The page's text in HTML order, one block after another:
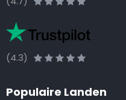
(4.3)
Populaire Landen